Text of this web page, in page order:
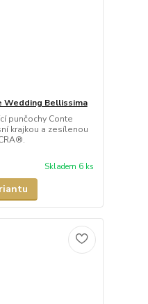
Wedding Bellissima
punčochy Conte
krajkou a zesílenou
Skladem 6 ks